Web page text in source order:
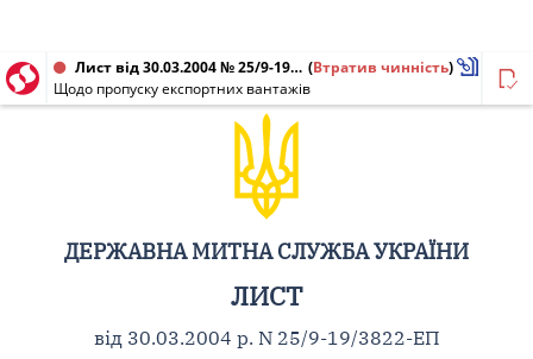
Лист від 30.03.2004 № 25/9-19/3822-ЕП (Втратив чинність)
Щодо пропуску експортних вантажів
ДЕРЖАВНА МИТНА СЛУЖБА УКРАЇНИ
ЛИСТ
від 30.03.2004 р. N 25/9-19/3822-ЕП